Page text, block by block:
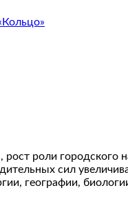
роли
сил
географии,